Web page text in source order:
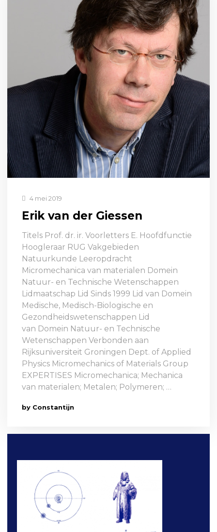
4 mei 2019
Erik van der Giessen
Titels Prof. dr. ir. Voorletters E. Hoofdfunctie
Hoogleraar RUG Vakgebieden
Natuurkunde Leeropdracht
Micromechanica van materialen Domein
Natuur- en Technische Wetenschappen
Lidmaatschap Lid Sinds 1999 Lid van Domein
Medische, Medisch-Biologische en
Gezondheidswetenschappen Lid
van Domein Natuur- en Technische
Wetenschappen Verbonden aan
Rijksuniversiteit Groningen Dept. of Applied
Physics Micromechanics of Materials Group
EXPERTISES Micromechanica; Mechanica
van materialen; Metalen; Polymeren; …
by Constantijn